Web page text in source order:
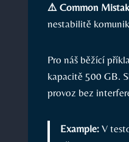
⚠️ Common
nestabilitě
Pro náš běžící
kapacitě ⁢500 ⁢GB.
⁣provoz bez⁢
Example: V